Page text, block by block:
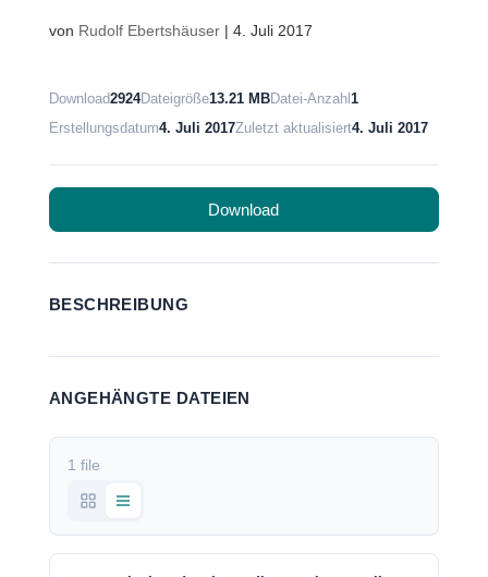
von Rudolf Ebertshäuser| 4. Juli 2017
Download2924Dateigröße13.21 MBDatei-Anzahl 1
Erstellungsdatum4. Juli 2017Zuletzt aktualisiert4. Juli 2017
Download
BESCHREIBUNG
ANGEHÄNGTE DATEIEN
1 file